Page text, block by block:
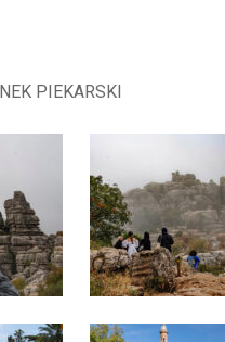
PIEKARSKI